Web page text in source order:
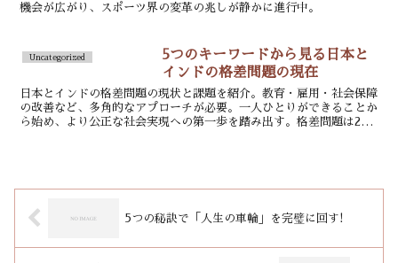
機会が広がり、スポーツ界の変革の兆しが静かに進行中。
Uncategorized
5つのキーワードから見る日本と
インドの格差問題の現在
日本とインドの格差問題の現状と課題を紹介。教育・雇用・社会保障
の改善など、多角的なアプローチが必要。一人ひとりができることか
ら始め、より公正な社会実現への第一歩を踏み出す。格差問題は21
5つの秘訣で「人生の車輪」を完璧に回す!